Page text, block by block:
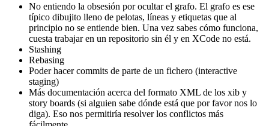
No entiendo la obsesión por ocultar el grafo. El grafo es ese
típico dibujito lleno de pelotas, líneas y etiquetas que al
principio no se entiende bien. Una vez sabes cómo funciona,
cuesta trabajar en un repositorio sin él y en XCode no está.
Stashing
Rebasing
Poder hacer commits de parte de un fichero (interactive
staging)
Más documentación acerca del formato XML de los xib y
story boards (si alguien sabe dónde está que por favor nos lo
diga). Eso nos permitiría resolver los conflictos más